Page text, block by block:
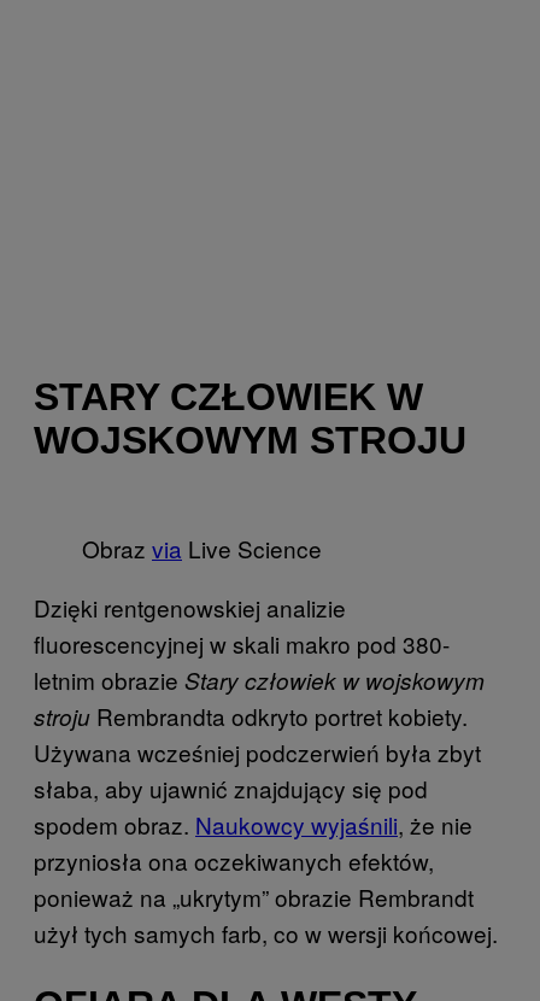
STARY CZŁOWIEK W
WOJSKOWYM STROJU
Obraz via Live Science
Dzięki rentgenowskiej analizie
fluorescencyjnej w skali makro pod 380-
letnim obrazie Stary człowiek w wojskowym
stroju Rembrandta odkryto portret kobiety.
Używana wcześniej podczerwień była zbyt
słaba, aby ujawnić znajdujący się pod
spodem obraz. Naukowcy wyjaśnili, że nie
przyniosła ona oczekiwanych efektów,
ponieważ na „ukrytym” obrazie Rembrandt
użył tych samych farb, co w wersji końcowej.